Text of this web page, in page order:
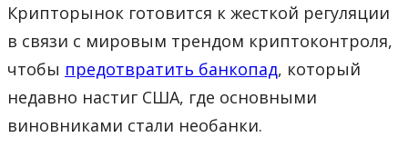
Крипторынок готовится к жесткой регуляции
в связи с мировым трендом криптоконтроля,
чтобы предотвратить банкопад, который
недавно настиг США, где основными
виновниками стали необанки.